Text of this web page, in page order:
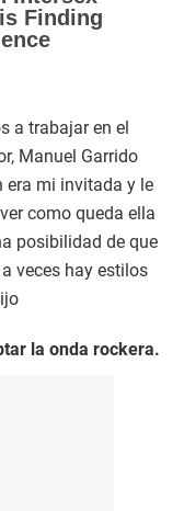
a trabajar en el
Manuel Garrido
era mi invitada y le
como queda ella
posibilidad de que
veces hay estilos
la onda rockera.